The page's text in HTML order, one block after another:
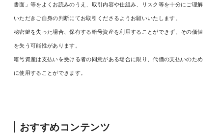
書面」等をよくお読みのうえ、取引内容や仕組み、リスク等を十分にご理解
いただきご自身の判断にてお取引くださるようお願いいたします。
秘密鍵を失った場合、保有する暗号資産を利用することができず、その価値
を失う可能性があります。
暗号資産は支払いを受ける者の同意がある場合に限り、代価の支払いのため
に使用することができます。
おすすめコンテンツ